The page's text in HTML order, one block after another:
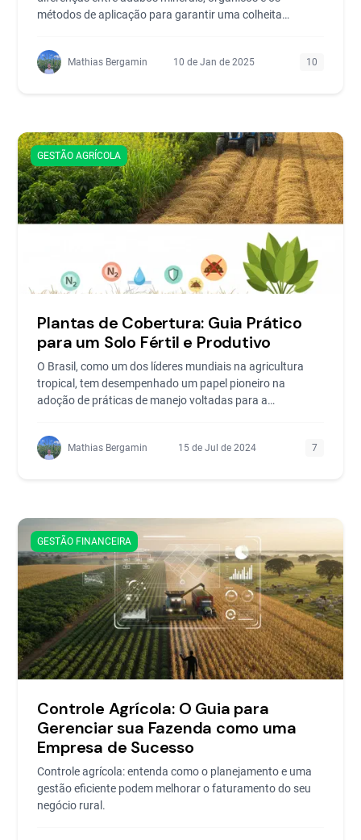
métodos de aplicação para garantir uma colheita
Mathias Bergamin 10 de Jan de 2025 10
GESTÃO AGRÍCOLA
Plantas de Cobertura: Guia Prático
para um Solo Fértil e Produtivo
O Brasil, como um dos líderes mundiais na agricultura
tropical, tem desempenhado um papel pioneiro na
adoção de práticas de manejo voltadas para a
Mathias Bergamin 15 de Jul de 2024 7
GESTÃO FINANCEIRA
Controle Agrícola: O Guia para
Gerenciar sua Fazenda como uma
Empresa de Sucesso
Controle agrícola: entenda como o planejamento e uma
gestão eficiente podem melhorar o faturamento do seu
negócio rural.